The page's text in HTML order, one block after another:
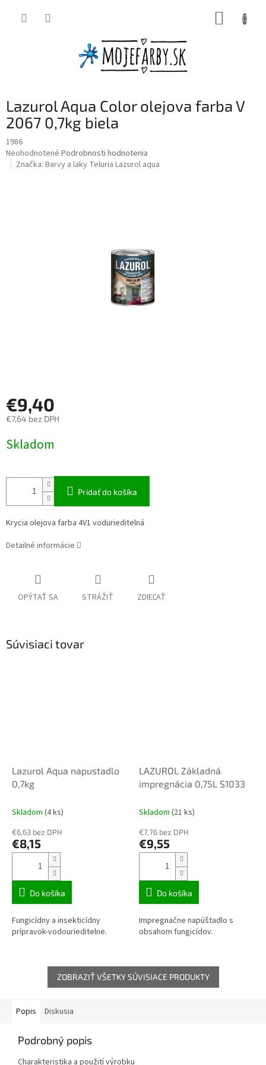
Lazurol Aqua Color olejova farba V
2067 0,7kg biela
1986
Priemerné
hodnotenie
Neohodnotené Podrobnosti hodnotenia
Značka: Barvy a laky Teluria Lazurol aqua
€9,40
€7,64 bez DPH
cena:
Skladom
Pridať do košíka
Krycia olejova farba 4V1 vodurieditelná
Detailné informácie
OPÝTAŤ SA STRÁŽIŤ ZDIEĽAŤ
Súvisiaci tovar
Lazurol Aqua napustadlo
0,7kg
Skladom (4 ks)
€6,63 bez DPH
€8,15
Do košíka
Fungicídny a insekticídny
prípravok-vodourieditelne.
LAZUROL Základná
impregnácia 0,75L S1033
Skladom (21 ks)
€7,76 bez DPH
€9,55
Do košíka
Impregnačne napúštadlo s
obsahom fungicídov.
ZOBRAZIŤ VŠETKY SÚVISIACE PRODUKTY
Popis Diskusia
Podrobný popis
Charakteristika a použití výrobku